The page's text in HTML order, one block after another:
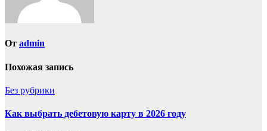
От admin
Похожая запись
Без рубрики
Как выбрать дебетовую карту в 2026 году